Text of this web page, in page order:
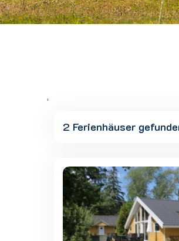
'
2 Ferienhäuser